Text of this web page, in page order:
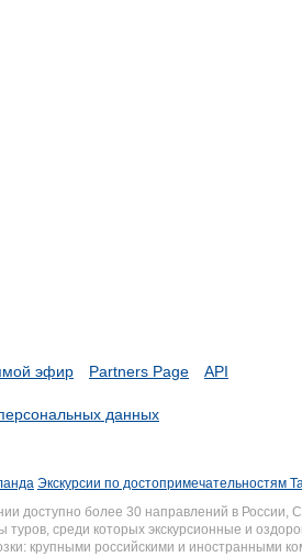
эфир Partners Page API
данных
Экскурсии по достопримечательностям
доступно более 30 направлений в
среди которых экскурсионные и
крупными российскими и